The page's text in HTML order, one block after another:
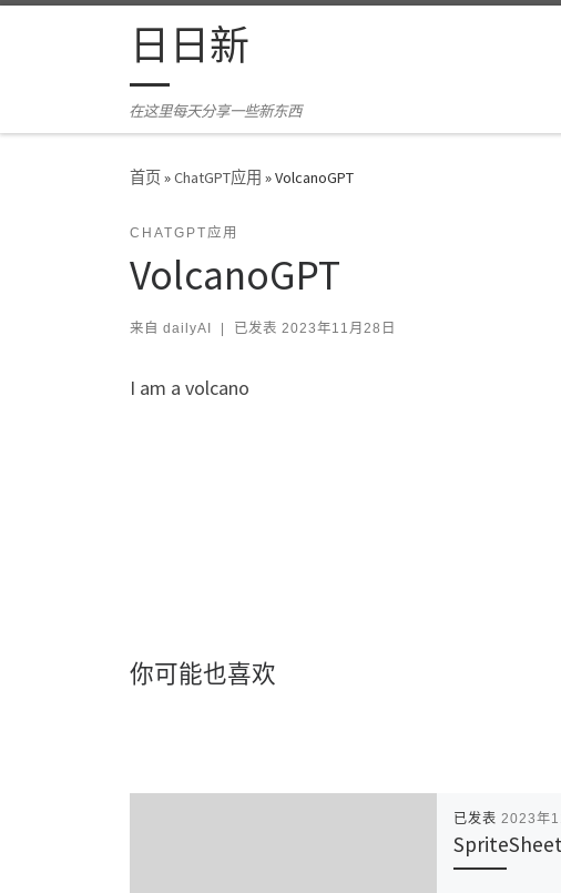
Skip to content日日新
在这里每天分享一些新东西
首页»ChatGPT应用 »VolcanoGPT
CHATGPT应用
VolcanoGPT
来自 dailyAI 已发表 2023年11月28日
I am a volcano
你可能也喜欢
已发表 2023年